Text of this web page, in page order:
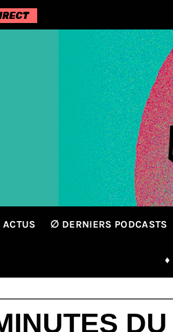
∅ DERNIERS PODCASTS
♦